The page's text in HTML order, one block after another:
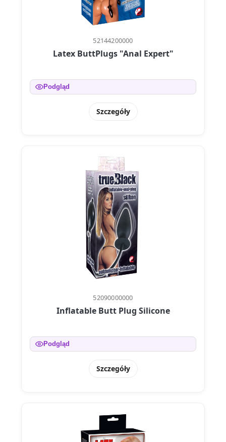
52144200000
Latex ButtPlugs "Anal Expert"
Podgląd
Szczegóły
52090000000
Inflatable Butt Plug Silicone
Podgląd
Szczegóły